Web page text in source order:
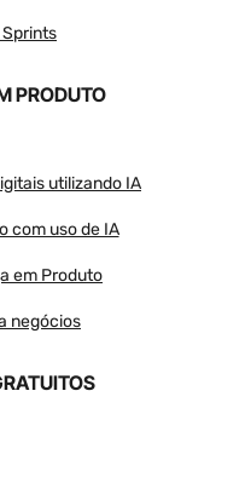
PRODUTO
utilizando IA
com uso de IA
em Produto
negócios